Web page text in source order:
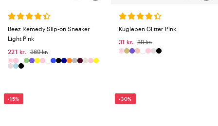
Beez Remedy Slip-on Sneaker
Light Pink
221 kr.
369 kr.
Kuglepen Glitter Pink
31 kr.
39 kr.
-15% -30%